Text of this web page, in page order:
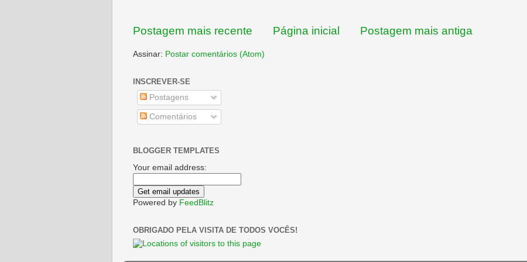
Postagem mais recente Postagem mais antiga
Página inicial
Assinar: Postar comentários (Atom)
INSCREVER-SE
Postagens
Comentários
BLOGGER TEMPLATES
Your email address:
Powered by FeedBlitz
OBRIGADO PELA VISITA DE TODOS VOCÊS!